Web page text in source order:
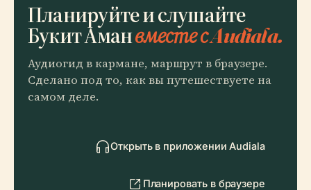
Планируйте и слушайте
Букит Аманвместе с Audiala.
Аудиогид в кармане, маршрут в браузере.
Сделано под то, как вы путешествуете на
самом деле.
Открыть в приложении Audiala
Планировать в браузере